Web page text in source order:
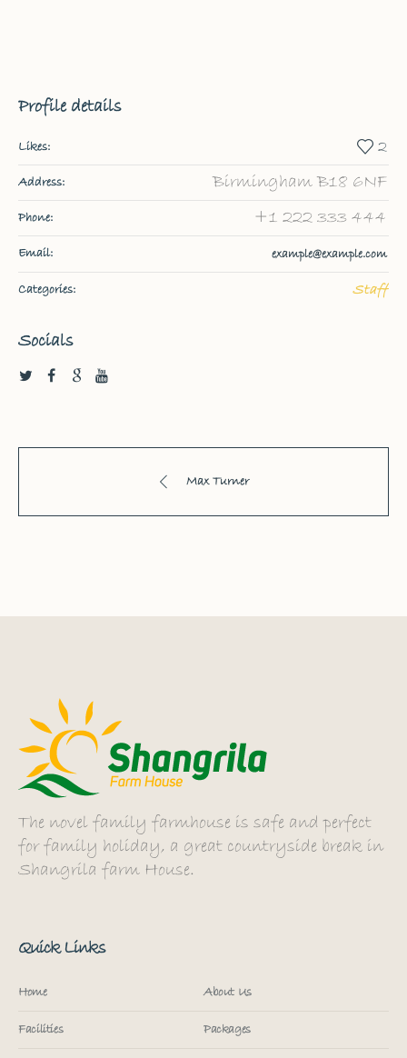
Profile details
Likes: 2
Address: Birmingham B18 6NF
Phone: +1 222 333 444
Email: example@example.com
Categories: Staff
Socials
Max Turner
The novel family farmhouse is safe and perfect
for family holiday, a great countryside break in
Shangrila farm House.
Quick Links
Home About Us
Facilities Packages